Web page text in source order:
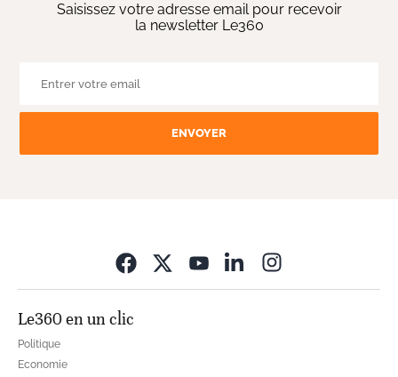
Saisissez votre adresse email pour recevoir
la newsletter Le360
ENVOYER
Le360 en un clic
Politique
Economie